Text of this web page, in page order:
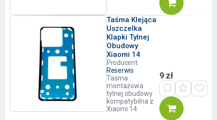
Taśma Klejąca
Uszczelka
Klapki Tylnej
Obudowy
Xiaomi 14
Producent:
Reserwis
Taśma
montażowa
tylnej obudowy
kompatybilna z
Xiaomi 14
9 zł